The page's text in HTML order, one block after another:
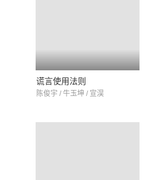
谎言使用法则
陈俊宇 / 牛玉坤 / 宣淏